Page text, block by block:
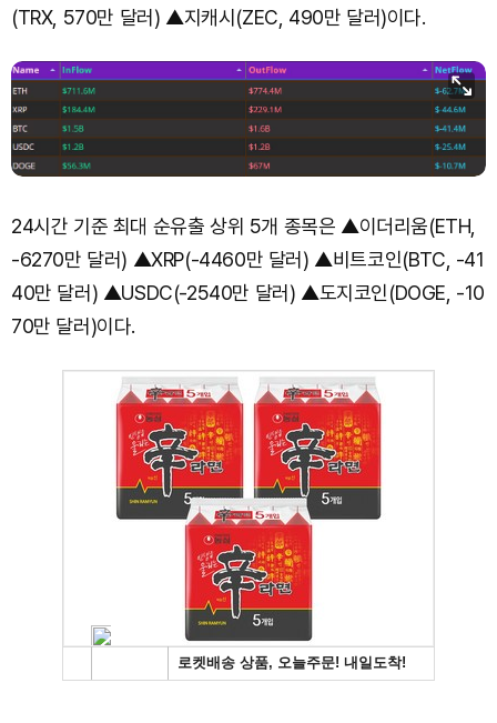
(TRX, 570만 달러) ▲지캐시(ZEC, 490만 달러)이다.
24시간 기준 최대 순유출 상위 5개 종목은 ▲이더리움(ETH,
-6270만 달러) ▲XRP(-4460만 달러) ▲비트코인(BTC, -41
40만 달러) ▲USDC(-2540만 달러) ▲도지코인(DOGE, -10
70만 달러)이다.